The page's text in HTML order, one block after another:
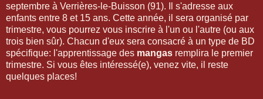
septembre à Verrières-le-Buisson (91). Il s'adresse aux
enfants entre 8 et 15 ans. Cette année, il sera organisé par
trimestre, vous pourrez vous inscrire à l'un ou l'autre (ou aux
trois bien sûr). Chacun d'eux sera consacré à un type de BD
spécifique: l'apprentissage des mangas remplira le premier
trimestre. Si vous êtes intéressé(e), venez vite, il reste
quelques places!